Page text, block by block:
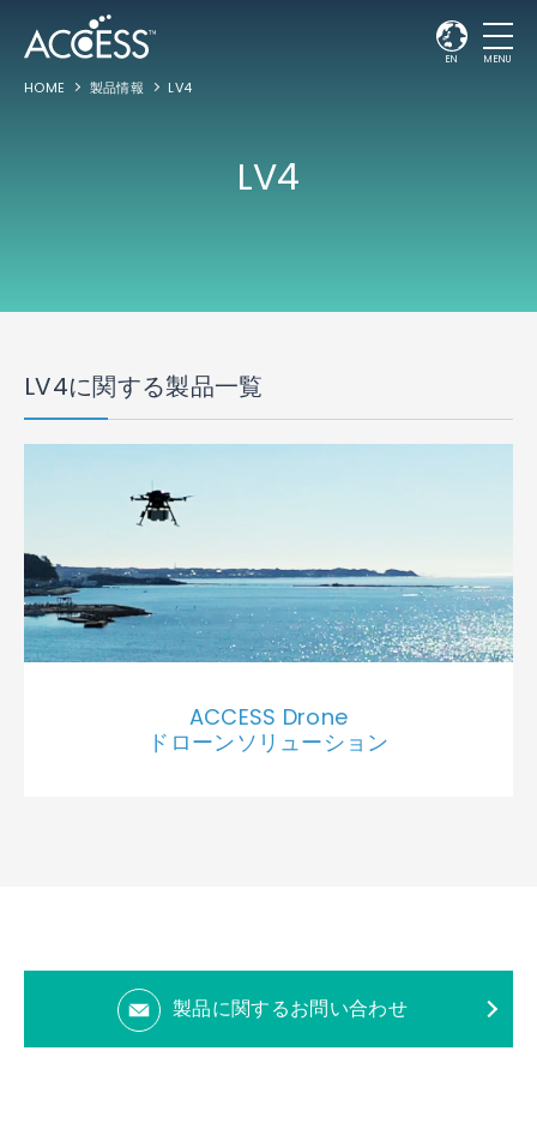
EN MENU
HOME 製品情報 LV4
LV4
LV4に関する製品一覧
ACCESS Drone
ドローンソリューション
製品に関するお問い合わせ